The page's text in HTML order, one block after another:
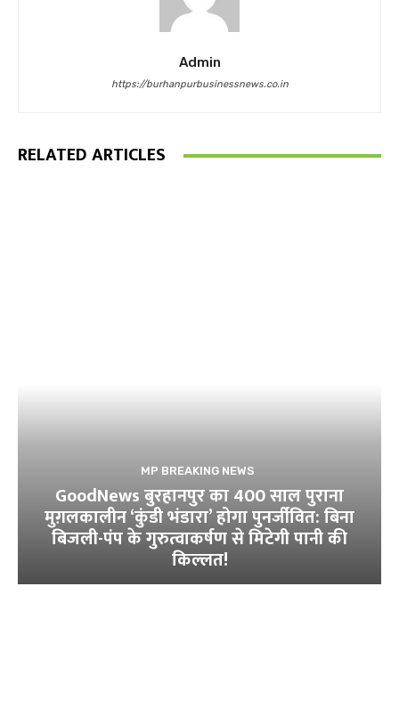
Admin
https://burhanpurbusinessnews.co.in
RELATED ARTICLES
MP BREAKING NEWS
GoodNews बुरहानपुर का 400 साल पुराना
मुग़लकालीन ‘कुंडी भंडारा’ होगा पुनर्जीवित: बिना
बिजली-पंप के गुरुत्वाकर्षण से मिटेगी पानी की
किल्लत!